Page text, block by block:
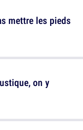
mettre les pieds
on y